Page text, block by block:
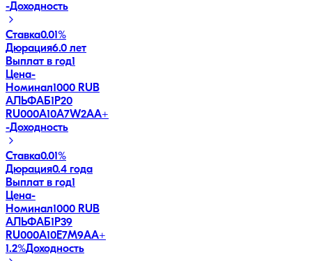
-Доходность
Ставка0.01%
Дюрация6.0 лет
Выплат в год1
Цена-
Номинал1000 RUB
АЛЬФАБ1Р20
RU000A10A7W2AA+
-Доходность
Ставка0.01%
Дюрация0.4 года
Выплат в год1
Цена-
Номинал1000 RUB
АЛЬФАБ1Р39
RU000A10E7M9AA+
1.2%Доходность